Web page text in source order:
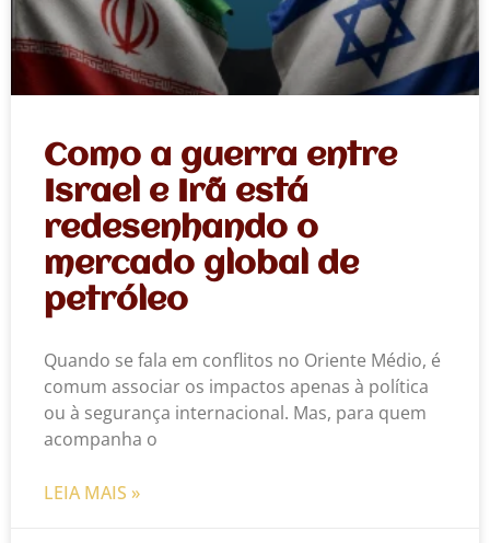
Como a guerra entre
Israel e Irã está
redesenhando o
mercado global de
petróleo
Quando se fala em conflitos no Oriente Médio, é
comum associar os impactos apenas à política
ou à segurança internacional. Mas, para quem
acompanha o
LEIA MAIS »